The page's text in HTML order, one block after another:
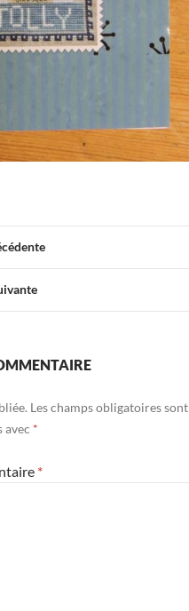
Les champs obligatoires sont
avec *
*